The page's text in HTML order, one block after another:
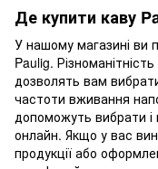
Де купити каву
У нашому магазині ви
Paulig.
дозволять вам
частоти вживання
допоможуть вибрати і
онлайн. Якщо у вас
продукції або